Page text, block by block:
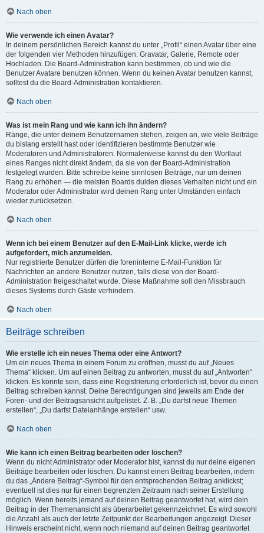
Nach oben
Wie verwende ich einen Avatar?
In deinem persönlichen Bereich kannst du unter „Profil“ einen Avatar über eine
der folgenden vier Methoden hinzufügen: Gravatar, Galerie, Remote oder
Hochladen. Die Board-Administration kann bestimmen, ob und wie die
Benutzer Avatare benutzen können. Wenn du keinen Avatar benutzen kannst,
solltest du die Board-Administration kontaktieren.
Nach oben
Was ist mein Rang und wie kann ich ihn ändern?
Ränge, die unter deinem Benutzernamen stehen, zeigen an, wie viele Beiträge
du bislang erstellt hast oder identifizieren bestimmte Benutzer wie
Moderatoren und Administratoren. Normalerweise kannst du den Wortlaut
eines Ranges nicht direkt ändern, da sie von der Board-Administration
festgelegt wurden. Bitte schreibe keine sinnlosen Beiträge, nur um deinen
Rang zu erhöhen — die meisten Boards dulden dieses Verhalten nicht und ein
Moderator oder Administrator wird deinen Rang unter Umständen einfach
wieder zurücksetzen.
Nach oben
Wenn ich bei einem Benutzer auf den E-Mail-Link klicke, werde ich
aufgefordert, mich anzumelden.
Nur registrierte Benutzer dürfen die foreninterne E-Mail-Funktion für
Nachrichten an andere Benutzer nutzen, falls diese von der Board-
Administration freigeschaltet wurde. Diese Maßnahme soll den Missbrauch
dieses Systems durch Gäste verhindern.
Nach oben
Beiträge schreiben
Wie erstelle ich ein neues Thema oder eine Antwort?
Um ein neues Thema in einem Forum zu eröffnen, musst du auf „Neues
Thema“ klicken. Um auf einen Beitrag zu antworten, musst du auf „Antworten“
klicken. Es könnte sein, dass eine Registrierung erforderlich ist, bevor du einen
Beitrag schreiben kannst. Deine Berechtigungen sind jeweils am Ende der
Foren- und der Beitragsansicht aufgelistet. Z. B. „Du darfst neue Themen
erstellen“, „Du darfst Dateianhänge erstellen“ usw.
Nach oben
Wie kann ich einen Beitrag bearbeiten oder löschen?
Wenn du nicht Administrator oder Moderator bist, kannst du nur deine eigenen
Beiträge bearbeiten oder löschen. Du kannst einen Beitrag bearbeiten, indem
du das „Ändere Beitrag“-Symbol für den entsprechenden Beitrag anklickst;
eventuell ist dies nur für einen begrenzten Zeitraum nach seiner Erstellung
möglich. Wenn bereits jemand auf deinen Beitrag geantwortet hat, wird dein
Beitrag in der Themenansicht als überarbeitet gekennzeichnet. Es wird sowohl
die Anzahl als auch der letzte Zeitpunkt der Bearbeitungen angezeigt. Dieser
Hinweis erscheint nicht, wenn noch niemand auf deinen Beitrag geantwortet